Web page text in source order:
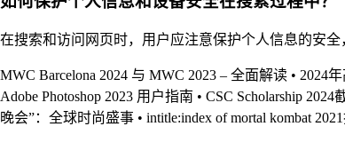
在搜索和访问网页时，用户应注意保护个人信息的安
MWC Barcelona 2024 与 MWC 2023 – 全面解读 • 2024
Adobe Photoshop 2023 用户指南 • CSC Scholarship
晚会”：全球时尚盛事 • intitle:index of mortal kombat